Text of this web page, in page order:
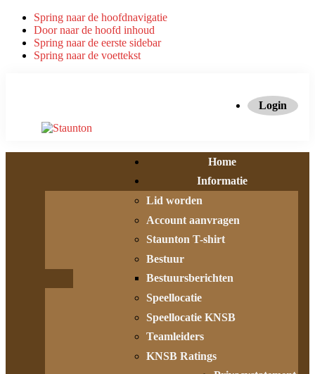
Spring naar de hoofdnavigatie
Door naar de hoofd inhoud
Spring naar de eerste sidebar
Spring naar de voettekst
Login
Home
Informatie
Lid worden
Account aanvragen
Staunton T-shirt
Bestuur
Bestuursberichten
Speellocatie
Speellocatie KNSB
Teamleiders
KNSB Ratings